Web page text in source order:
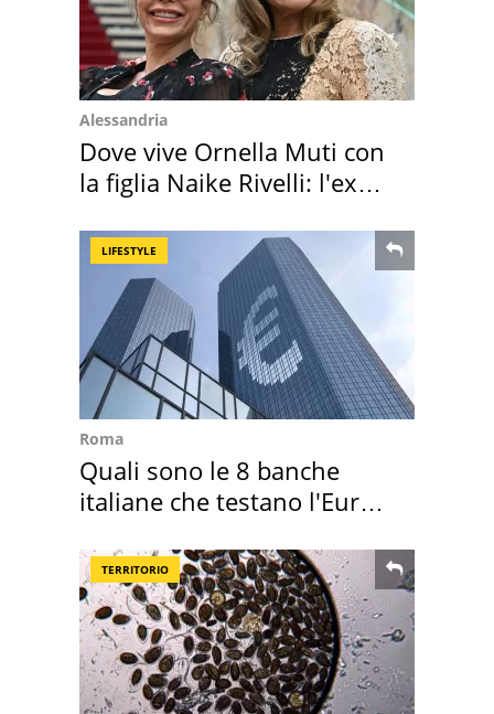
Alessandria
Dove vive Ornella Muti con
la figlia Naike Rivelli: l'ex
LIFESTYLE
Roma
Quali sono le 8 banche
italiane che testano l'Euro
TERRITORIO